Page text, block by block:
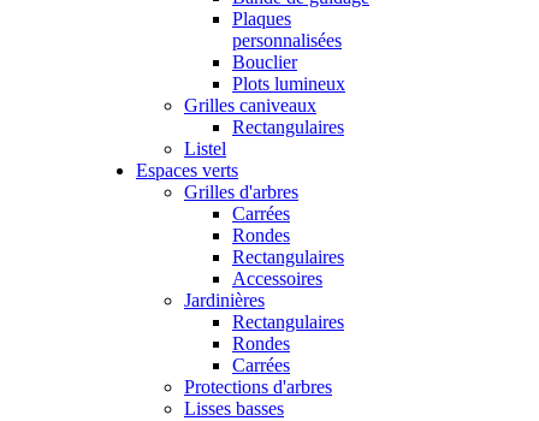
Plaques
personnalisées
Bouclier
Plots lumineux
Grilles caniveaux
Rectangulaires
Listel
Espaces verts
Grilles d'arbres
Carrées
Rondes
Rectangulaires
Accessoires
Jardinières
Rectangulaires
Rondes
Carrées
Protections d'arbres
Lisses basses